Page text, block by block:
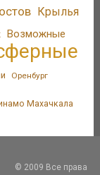
Крылья
Возможные
Оренбург
Махачкала
© 2009 Все права